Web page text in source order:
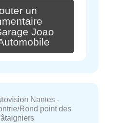
un
Joao
Nantes -
Rond point des